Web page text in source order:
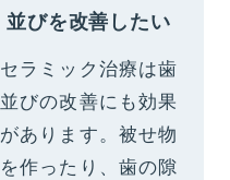
並びを改善したい
セラミック治療は歯
並びの改善にも効果
があります。被せ物
を作ったり、歯の隙